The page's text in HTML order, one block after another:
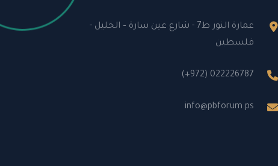
عمارة النور ط7 - شارع عين سارة – الخليل -
فلسطين
(+972) 022226787
info@pbforum.ps